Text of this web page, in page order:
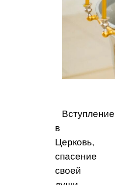
Вступление
в
Церковь,
спасение
своей